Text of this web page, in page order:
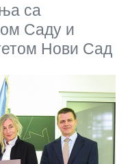
са
Саду и
Нови Сад